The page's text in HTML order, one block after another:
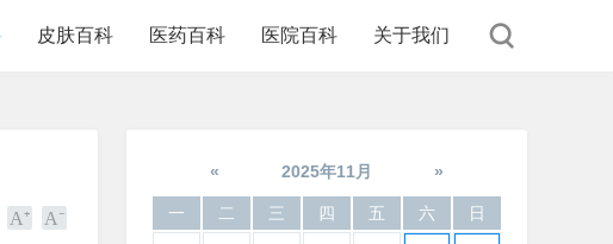
皮肤百科 医药百科 医院百科 关于我们
« 2025年11月 »
一 二 三 四 五 六 日